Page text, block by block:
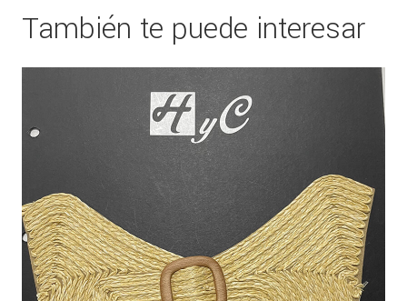
También te puede interesar